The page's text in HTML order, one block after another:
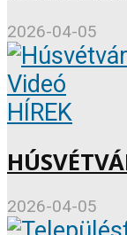
2026-04-05
Videó
HÍREK
2026-04-05